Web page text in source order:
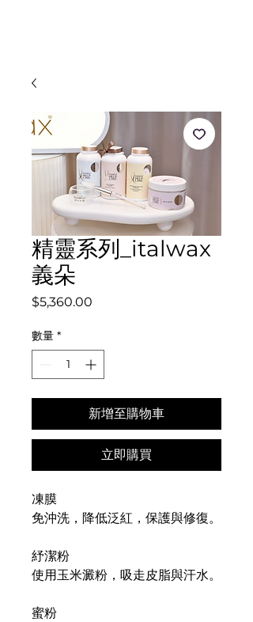
精靈系列_italwax
義朵
$5,360.00
數量 *
新增至購物車
立即購買
凍膜
免沖洗，降低泛紅，保護與修復。
紓潔粉
使用玉米澱粉，吸走皮脂與汗水。
蜜粉